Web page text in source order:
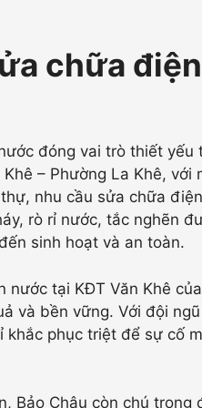
chữa
đóng vai trò thiết yếu
– Phường La Khê,
nhu cầu sửa chữa
rò rỉ nước, tắc nghẽn
sinh hoạt và an toàn.
tại KĐT Văn Khê
và bền vững. Với đội
phục triệt để sự cố
Bảo Châu còn chú trọng